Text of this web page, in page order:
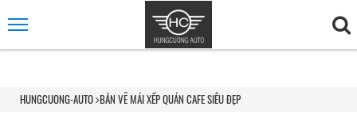
HUNGCUONG-AUTO BẢN VẼ MÁI XẾP QUÁN CAFE SIÊU ĐẸP